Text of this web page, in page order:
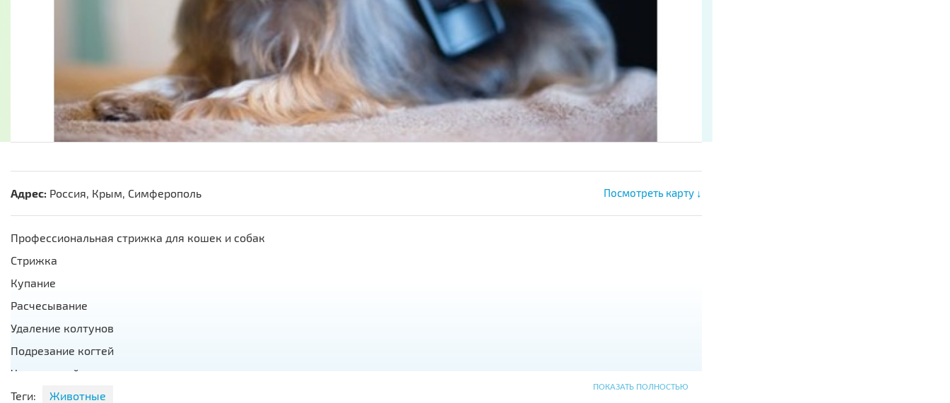
Адрес: Россия, Крым, Симферополь Посмотреть карту ↓
Профессиональная стрижка для кошек и собак
Стрижка
Купание
Расчесывание
Удаление колтунов
Подрезание когтей
Чистка ушей
ПОКАЗАТЬ ПОЛНОСТЬЮ
Теги: Животные